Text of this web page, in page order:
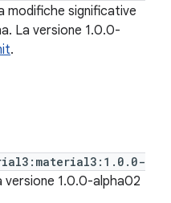
modifiche significative
La versione 1.0.0-
.
1.0.0-alpha02